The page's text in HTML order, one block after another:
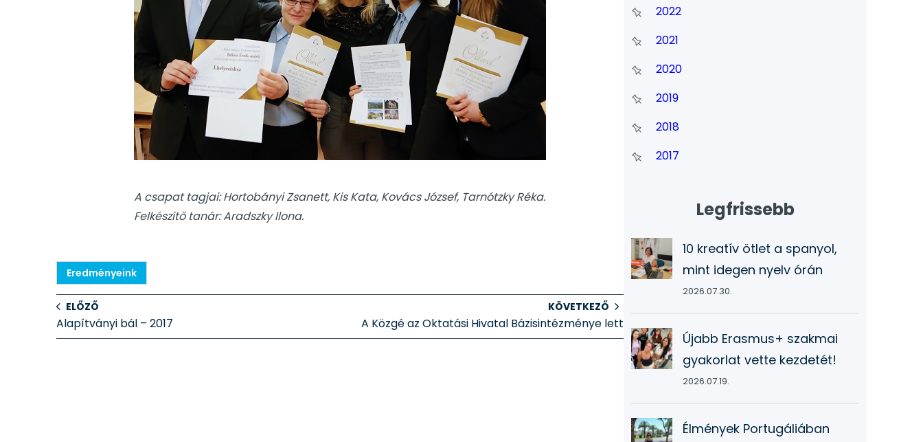
A csapat tagjai: Hortobányi Zsanett, Kis Kata, Kovács József, Tarnótzky Réka.
Felkészítő tanár: Aradszky Ilona.
Eredményeink
ELŐZŐ
Alapítványi bál – 2017
KÖVETKEZŐ
A Közgé az Oktatási Hivatal Bázisintézménye lett
2022
2021
2020
2019
2018
2017
Legfrissebb
10 kreatív ötlet a spanyol,
mint idegen nyelv órán
2026.07.30.
Újabb Erasmus+ szakmai
gyakorlat vette kezdetét!
2026.07.19.
Élmények Portugáliában